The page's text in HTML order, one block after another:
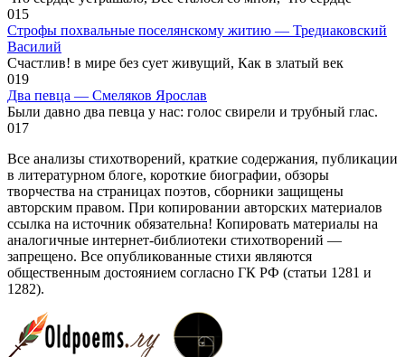
015
Строфы похвальные поселянскому житию — Тредиаковский
Василий
Счастлив! в мире без сует живущий, Как в златый век
019
Два певца — Смеляков Ярослав
Были давно два певца у нас: голос свирели и трубный глас.
017
Все анализы стихотворений, краткие содержания, публикации
в литературном блоге, короткие биографии, обзоры
творчества на страницах поэтов, сборники защищены
авторским правом. При копировании авторских материалов
ссылка на источник обязательна! Копировать материалы на
аналогичные интернет-библиотеки стихотворений —
запрещено. Все опубликованные стихи являются
общественным достоянием согласно ГК РФ (статьи 1281 и
1282).